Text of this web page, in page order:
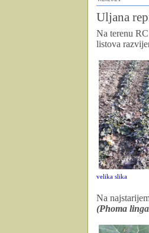
Uljana
Na terenu
listova
velika slika
Na
(Phoma